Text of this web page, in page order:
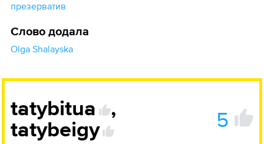
презерватив
Слово додала
Olga Shalayska
tatybitua
,
tatybeigy
5